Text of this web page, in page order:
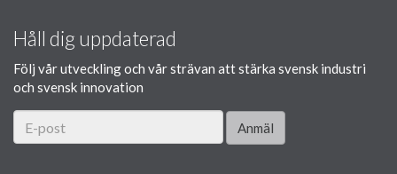
Håll dig uppdaterad
Följ vår utveckling och vår strävan att stärka svensk industri
och svensk innovation
Anmäl